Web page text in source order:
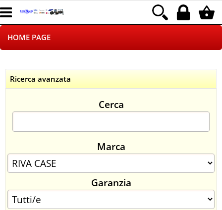
HOME PAGE
LOGISTICA
NEGOZI ON LINE
SINCRONIZZATI CON NOI
SPEDIZIONI
Ricerca avanzata
Cerca
Marca
Garanzia